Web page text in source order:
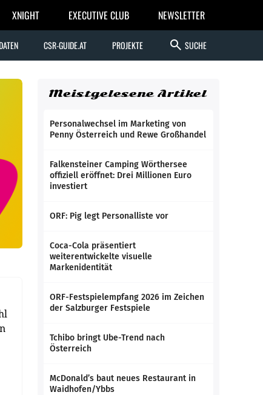
XNIGHT EXECUTIVE CLUB NEWSLETTER
CSR-GUIDE.AT PROJEKTE search SUCHE
Meistgelesene Artikel
Personalwechsel im Marketing von
Penny Österreich und Rewe Großhandel
Falkensteiner Camping Wörthersee
offiziell eröffnet: Drei Millionen Euro
investiert
ORF: Pig legt Personalliste vor
Coca-Cola präsentiert
weiterentwickelte visuelle
Markenidentität
ORF-Festspielempfang 2026 im Zeichen
der Salzburger Festspiele
Tchibo bringt Ube-Trend nach
Österreich
McDonald’s baut neues Restaurant in
Waidhofen/Ybbs